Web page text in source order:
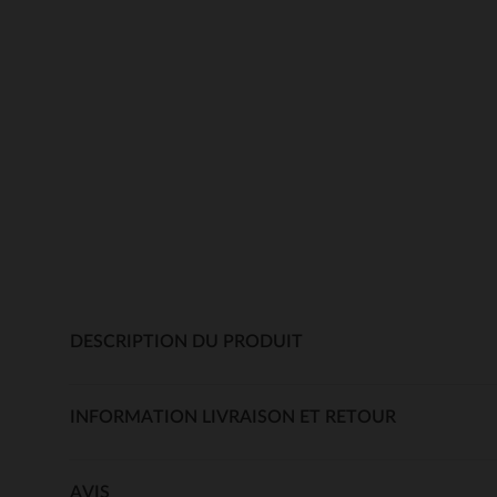
DESCRIPTION DU PRODUIT
INFORMATION LIVRAISON ET RETOUR
AVIS